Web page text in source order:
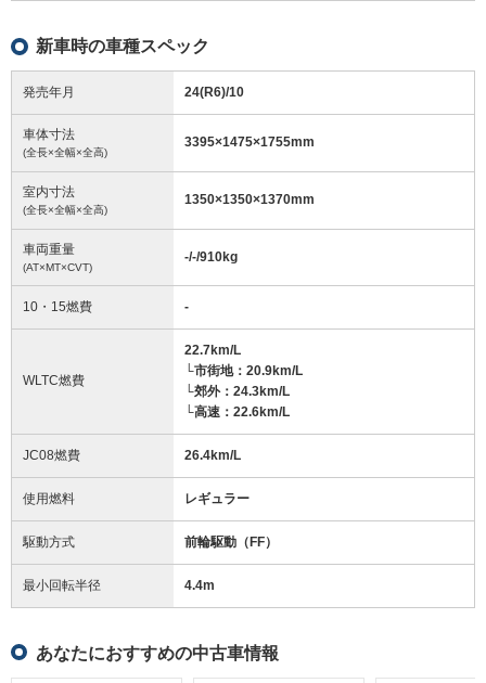
新車時の車種スペック
発売年月 24(R6)/10
車体寸法
(全長×全幅×全高)
3395×1475×1755mm
室内寸法
(全長×全幅×全高)
1350×1350×1370mm
車両重量
(AT×MT×CVT)
-/-/910kg
10・15燃費 -
WLTC燃費
22.7km/L
└市街地：20.9km/L
└郊外：24.3km/L
└高速：22.6km/L
JC08燃費 26.4km/L
使用燃料 レギュラー
駆動方式 前輪駆動（FF）
最小回転半径 4.4m
あなたにおすすめの中古車情報